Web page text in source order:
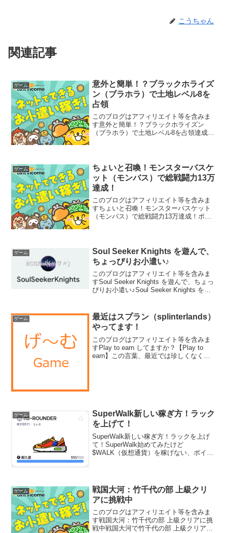
こうちゃん
関連記事
ゲーム
意外と簡単！？ブラックホライズ
ン（ブラホラ）で土地レベル8を
占領
このブログはアフィリエイト等を含みま
す意外と簡単！？ブラックホライズン
（ブラホラ）で土地レベル8を占領達成す
2020.9.23現在、ア...
ゲーム
ちょいと召喚！モンスターバスケ
ット（モンバス）で総戦闘力13万
達成！
このブログはアフィリエイト等を含みま
すちょいと召喚！モンスターバスケット
（モンバス）で総戦闘力13万達成！ポイ
遣いを貰っちゃいま...
ゲーム
Soul Seeker Knights を遊んで、
ちょっぴりお小遣い♪
このブログはアフィリエイト等を含みま
すSoul Seeker Knights を遊んで、ちょっ
ぴりお小遣い♪Soul Seeker Knights を遊
いような品...
ゲーム
最近はスプラン（splinterlands）
やってます！
このブログはアフィリエイト等を含みま
すPlay to earn してますか？【Play to
earn】この言葉、最近では珍しくなくな
ゲーム
SuperWalk新しい稼ぎ方！ラック
を上げて！
SuperWalk新しい稼ぎ方！ラックを上げ
て！SuperWalk始めてみたけど
$WALK（仮想通貨）を稼げない、ポイン
いじゃない稼ぎ...
ゲーム
戦国大河：竹千代の部 上級クリ
アに挑戦中
このブログはアフィリエイト等を含みま
す戦国大河：竹千代の部 上級クリアに挑
戦中戦国大河で竹千代の部 上級クリアに